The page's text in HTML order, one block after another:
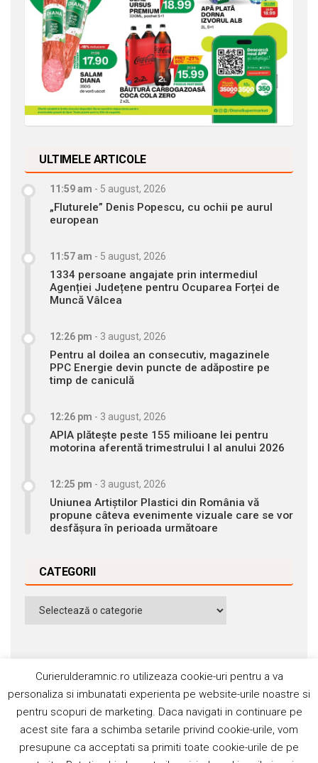
ULTIMELE ARTICOLE
11:59 am - 5 august, 2026
„Fluturele” Denis Popescu, cu ochii pe aurul
european
11:57 am - 5 august, 2026
1334 persoane angajate prin intermediul
Agenției Județene pentru Ocuparea Forței de
Muncă Vâlcea
12:26 pm - 3 august, 2026
Pentru al doilea an consecutiv, magazinele
PPC Energie devin puncte de adăpostire pe
timp de caniculă
12:26 pm - 3 august, 2026
APIA plătește peste 155 milioane lei pentru
motorina aferentă trimestrului I al anului 2026
12:25 pm - 3 august, 2026
Uniunea Artiștilor Plastici din România vă
propune câteva evenimente vizuale care se vor
desfășura în perioada următoare
CATEGORII
Categorii
Curierulderamnic.ro utilizeaza cookie-uri pentru a va
personaliza si imbunatati experienta pe website-urile noastre si
pentru scopuri de marketing. Daca navigati in continuare pe
acest site fara a schimba setarile privind cookie-urile, vom
presupune ca acceptati sa primiti toate cookie-urile de pe